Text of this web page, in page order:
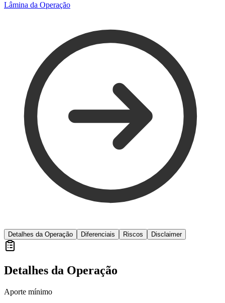
Lâmina da Operação
Detalhes da Operação Diferenciais Riscos Disclaimer
Detalhes da Operação
Aporte mínimo